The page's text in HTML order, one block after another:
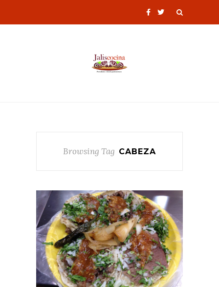
Browsing Tag CABEZA